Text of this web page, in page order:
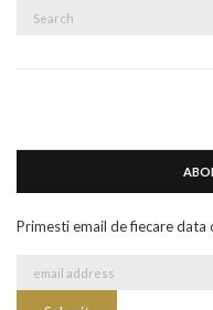
Primesti email de fiecare data